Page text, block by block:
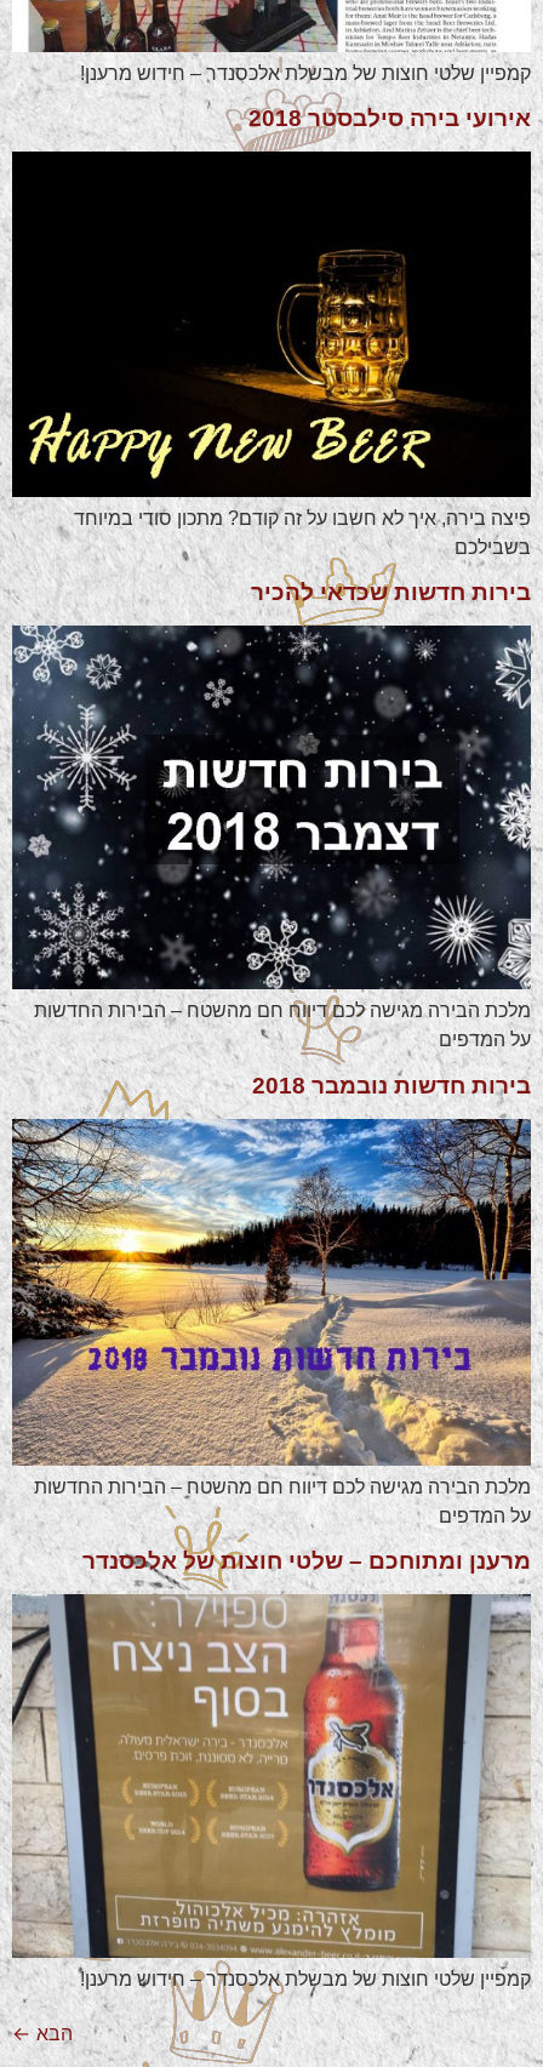
קמפיין שלטי חוצות של מבשלת אלכסנדר – חידוש מרענן!
אירועי בירה סילבסטר 2018
פיצה בירה, איך לא חשבו על זה קודם? מתכון סודי במיוחד
בשבילכם
בירות חדשות שכדאי להכיר
מלכת הבירה מגישה לכם דיווח חם מהשטח – הבירות החדשות
על המדפים
בירות חדשות נובמבר 2018
מלכת הבירה מגישה לכם דיווח חם מהשטח – הבירות החדשות
על המדפים
מרענן ומתוחכם – שלטי חוצות של אלכסנדר
קמפיין שלטי חוצות של מבשלת אלכסנדר – חידוש מרענן!
הבא←